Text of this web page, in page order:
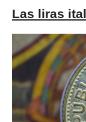
Las liras